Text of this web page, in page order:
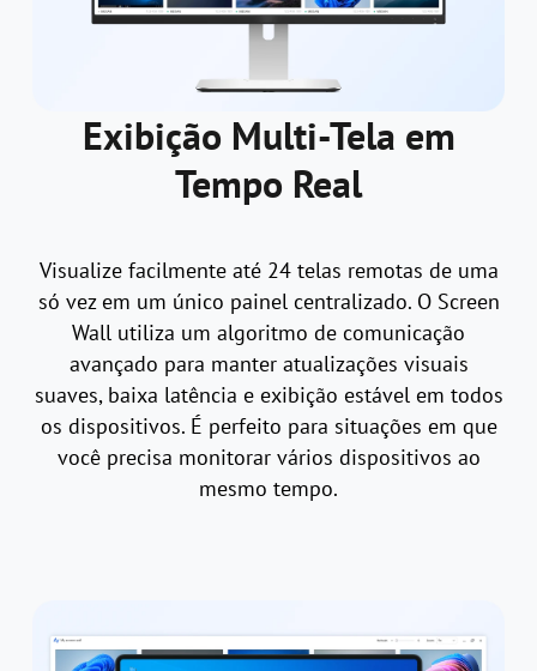
Exibição Multi-Tela em
Tempo Real
Visualize facilmente até 24 telas remotas de uma
só vez em um único painel centralizado. O Screen
Wall utiliza um algoritmo de comunicação
avançado para manter atualizações visuais
suaves, baixa latência e exibição estável em todos
os dispositivos. É perfeito para situações em que
você precisa monitorar vários dispositivos ao
mesmo tempo.